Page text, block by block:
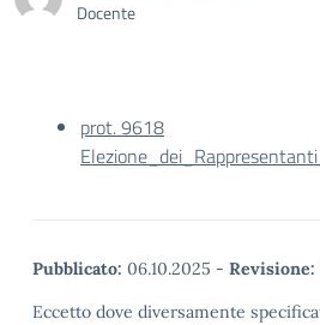
Docente
prot. 9618
Pubblicato: 06.10.2025 - Revisione:
Eccetto dove diversamente